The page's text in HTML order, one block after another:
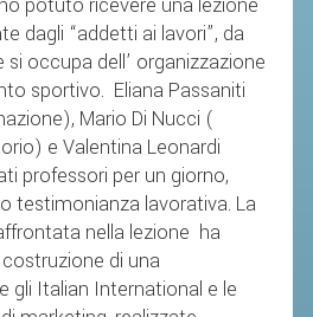
dagli “addetti ai lavori”, da
si occupa dell’ organizzazione
sportivo. Eliana Passaniti
Mario Di Nucci (
e Valentina Leonardi
professori per un giorno,
testimonianza lavorativa. La
nella lezione ha
di una
gli Italian International e le
ATLETI
CON NOI
TECNICI TERRITORIALI
ATLETI
E TESSERAMENTO